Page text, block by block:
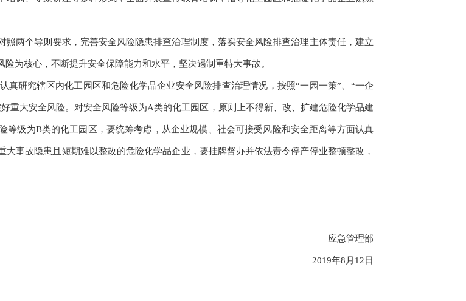
两个导则要求，完善安全风险隐患排查治理制度，落实安全风险排查治理主体责任，建立
为核心，不断提升安全保障能力和水平，坚决遏制重特大事故。
真研究辖区内化工园区和危险化学品企业安全风险排查治理情况，按照“一园一策”、“一企
重大安全风险。对安全风险等级为A类的化工园区，原则上不得新、改、扩建危险化学品建
等级为B类的化工园区，要统筹考虑，从企业规模、社会可接受风险和安全距离等方面认真
事故隐患且短期难以整改的危险化学品企业，要挂牌督办并依法责令停产停业整顿整改，
应急管理部
2019年8 月 12 日